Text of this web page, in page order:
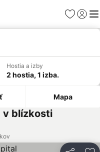
Obľúbené
Hostia a izby
2 hostia, 1 izba.
Mapa
v blízkosti